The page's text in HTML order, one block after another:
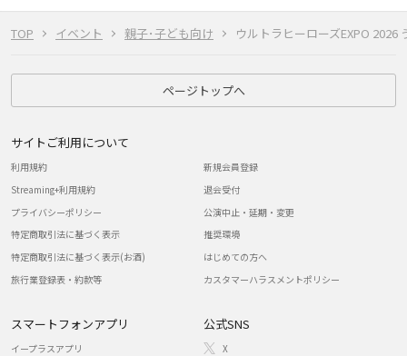
TOP イベント 親子･子ども向け ウルトラヒーローズEXPO
ページトップへ
サイトご利用について
利用規約
Streaming+利用規約
プライバシーポリシー
特定商取引法に基づく表示
特定商取引法に基づく表示(お酒)
旅行業登録表・約款等
新規会員登録
退会受付
公演中止・延期・変更
推奨環境
はじめての方へ
カスタマーハラスメントポリシー
スマートフォンアプリ
イープラスアプリ
公式SNS
X